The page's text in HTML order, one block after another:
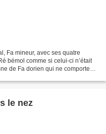
Fa mineur, avec ses quatre
bémol comme si celui-ci n’était
de Fa dorien qui ne comporte
le nez